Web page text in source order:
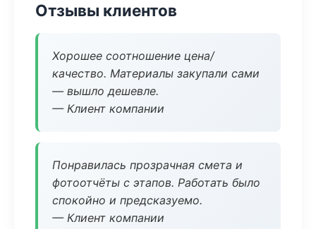
Отзывы клиентов
Хорошее соотношение цена/
качество. Материалы закупали сами
— вышло дешевле.
— Клиент компании
Понравилась прозрачная смета и
фотоотчёты с этапов. Работать было
спокойно и предсказуемо.
— Клиент компании